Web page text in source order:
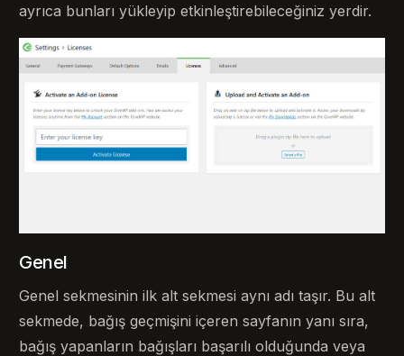
ayrıca bunları yükleyip etkinleştirebileceğiniz yerdir.
Genel
Genel sekmesinin ilk alt sekmesi aynı adı taşır. Bu alt
sekmede, bağış geçmişini içeren sayfanın yanı sıra,
bağış yapanların bağışları başarılı olduğunda veya